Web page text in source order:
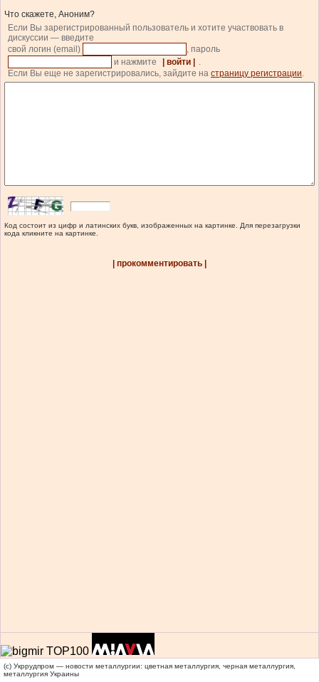
Что скажете, Аноним?
Если Вы зарегистрированный пользователь и хотите участвовать в
дискуссии — введите
свой логин (email)
, пароль
и нажмите
| войти |
.
Если Вы еще не зарегистрировались, зайдите на страницу регистрации.
Код состоит из цифр и латинских букв, изображенных на картинке. Для перезагрузки
кода кликните на картинке.
| прокомментировать |
(c) Укррудпром — новости металлургии: цветная металлургия, черная металлургия,
металлургия Украины